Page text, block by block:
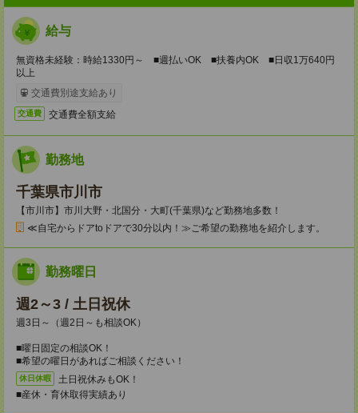
給与
無資格未経験：時給1330円～ ■週払いOK ■扶養内OK ■日収1万640円
以上
交通費別途支給あり
交通費 交通費全額支給
勤務地
千葉県市川市
【市川市】市川大野・北国分・大町(千葉県)など勤務地多数！
≪自宅からドアtoドアで30分以内！≫ご希望の勤務地を紹介します。
勤務曜日
週2～3 / 土日祝休
週3日～（週2日～も相談OK）
■曜日固定の相談OK！
■希望の曜日があればご相談ください！
休日休暇
土日祝休みもOK！
■産休・育休取得実績あり